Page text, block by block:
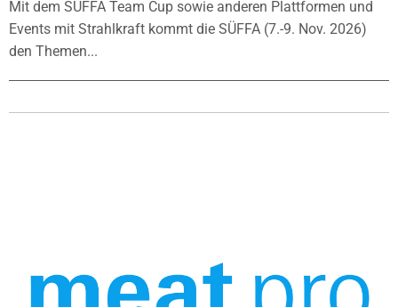
Mit dem SÜFFA Team Cup sowie anderen Plattformen und
Events mit Strahlkraft kommt die SÜFFA (7.-9. Nov. 2026)
den Themen...